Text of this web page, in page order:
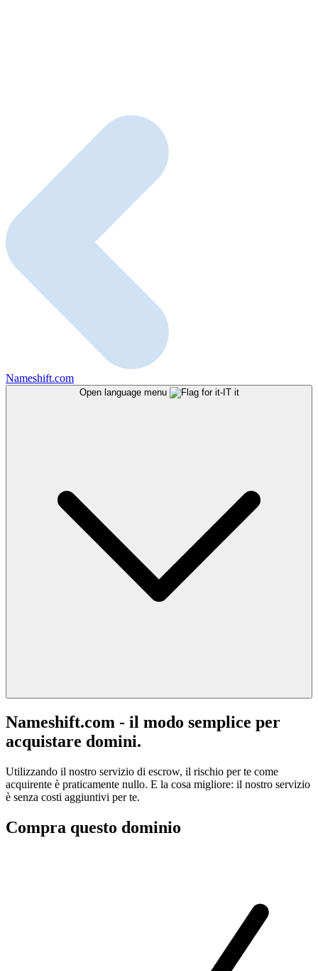
Nameshift.com
Open language menu it
Nameshift.com - il modo semplice per
acquistare domini.
Utilizzando il nostro servizio di escrow, il rischio per te come
acquirente è praticamente nullo. E la cosa migliore: il nostro servizio
è senza costi aggiuntivi per te.
Compra questo dominio